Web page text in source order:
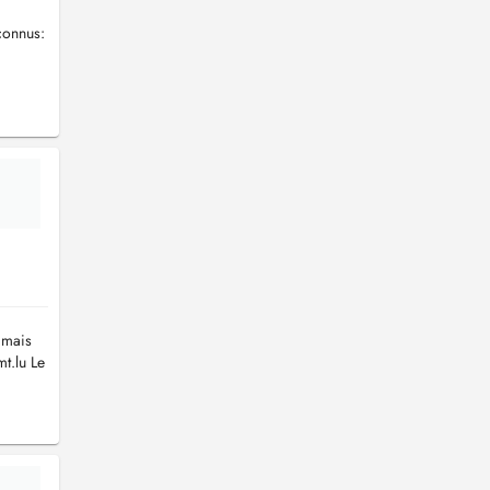
Le